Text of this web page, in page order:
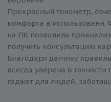
Прекрасный тонометр,
комфорта в
на ПК позволила
получить консультацию
Благодаря датчику
всегда уверена в
гаджет для людей,